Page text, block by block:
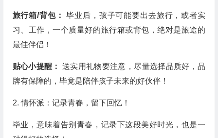
旅行箱/背包：毕业后，孩子可能要出去旅行，或者实
习、工作，一个质量好的旅行箱或背包，绝对是旅途的
最佳伴侣！
贴心小提醒：送实用礼物要注意，尽量选择品质好，品
牌有保障的，毕竟是陪伴孩子未来的好伙伴！
2. 情怀派：记录青春，留下回忆！
毕业，意味着告别青春，记录下这段美好时光，也是一